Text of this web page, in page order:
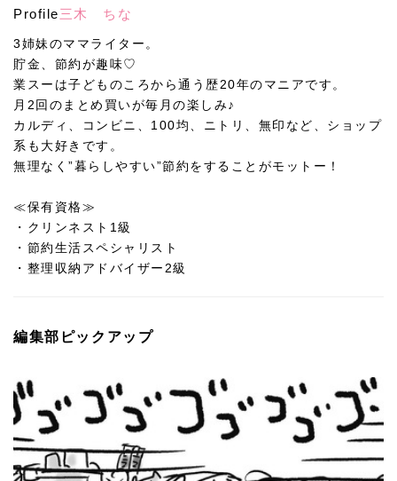
Profile三木 ちな
3姉妹のママライター。
貯金、節約が趣味♡
業スーは子どものころから通う歴20年のマニアです。
月2回のまとめ買いが毎月の楽しみ♪
カルディ、コンビニ、100均、ニトリ、無印など、ショップ
系も大好きです。
無理なく”暮らしやすい”節約をすることがモットー！
≪保有資格≫
・クリンネスト1級
・節約生活スペシャリスト
・整理収納アドバイザー2級
編集部ピックアップ